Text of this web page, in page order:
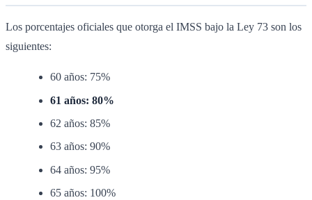
Los porcentajes oficiales que otorga el IMSS bajo la Ley 73 son los
siguientes:
60 años: 75%
61 años: 80%
62 años: 85%
63 años: 90%
64 años: 95%
65 años: 100%